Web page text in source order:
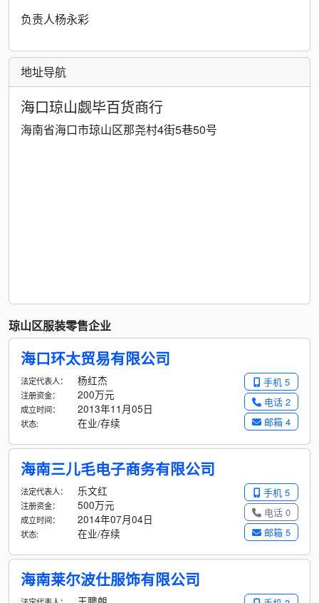
负责人杨永彩
地址导航
海口琼山觑毕百货商行
海南省海口市琼山区那尧村4街5巷50号
琼山区服装零售企业
海口环太贸易有限公司
手机 5
电话 2
邮箱 4
法定代表人： 杨红杰
注册资金： 200万元
成立时间： 2013年11月05日
状态: 在业/存续
海南三儿毛电子商务有限公司
手机 5
电话 0
邮箱 5
法定代表人： 乐文红
注册资金： 500万元
成立时间： 2014年07月04日
状态: 在业/存续
海南莱尔波仕服饰有限公司